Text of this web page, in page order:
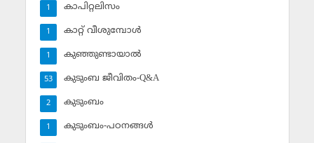
കാപിറ്റലിസം
1
കാറ്റ് വീശുമ്പോള്‍
1
കുഞ്ഞുണ്ടായാല്‍
1
കുടുംബ ജീവിതം-Q&A
53
കുടുംബം
2
കുടുംബം-പഠനങ്ങള്‍
1